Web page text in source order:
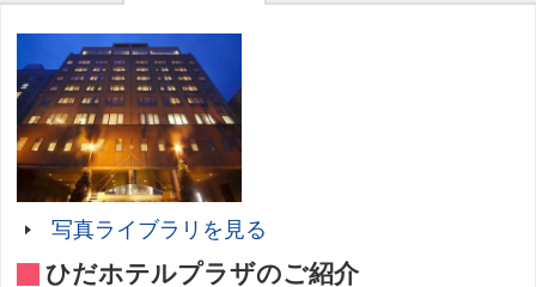
写真ライブラリを見る
ひだホテルプラザのご紹介